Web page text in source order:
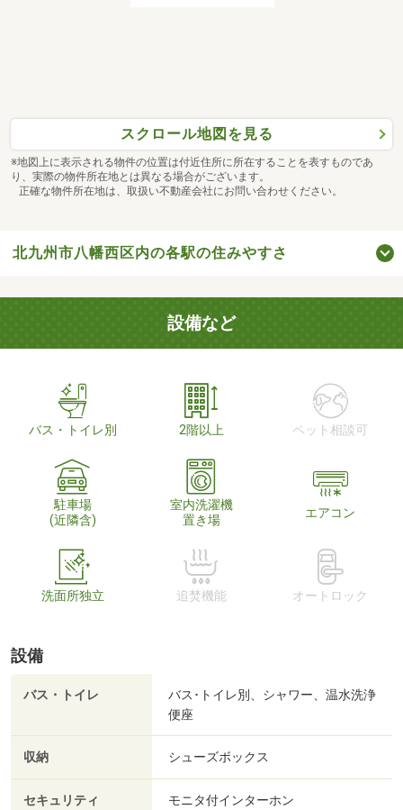
スクロール地図を見る
※地図上に表示される物件の位置は付近住所に所在することを表すものであ
り、実際の物件所在地とは異なる場合がございます。
正確な物件所在地は、取扱い不動産会社にお問い合わせください。
北九州市八幡西区内の各駅の住みやすさ
設備など
バス・トイレ別 2階以上 ペット相談可
駐車場
(近隣含)
室内洗濯機
置き場
エアコン
洗面所独立 追焚機能 オートロック
設備
バス・トイレ
バス･トイレ別、シャワー、温水洗浄
便座
収納 シューズボックス
セキュリティ モニタ付インターホン